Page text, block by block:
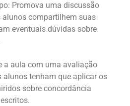
Promova uma discussão
alunos compartilhem suas
eventuais dúvidas sobre
a aula com uma avaliação
alunos tenham que aplicar os
sobre concordância